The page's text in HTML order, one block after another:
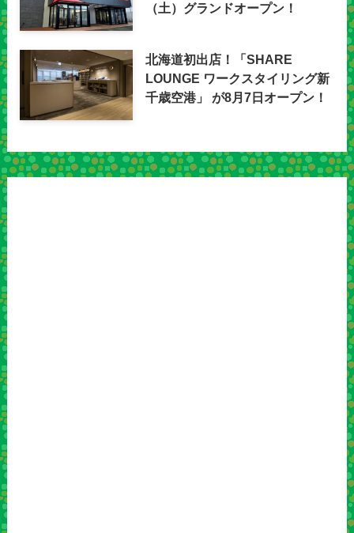
（土）グランドオープン！
北海道初出店！「SHARE
LOUNGE ワークスタイリング新
千歳空港」 が8月7日オープン！